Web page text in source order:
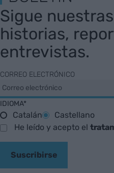
Sigue
historias,
entrevistas.
CORREO ELECTRÓNICO
IDIOMA*
Catalán
Castellano
He leído y acepto el
Suscribirse